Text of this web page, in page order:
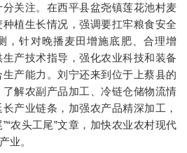
关注。在西平县盆尧镇莲花池村麦
植生长情况，强调要扛牢粮食安全
，针对晚播麦田增施底肥、合理增
产技术指导，强化农业科技和装备
产能力。刘宁还来到位于上蔡县的
解农副产品加工、冷链仓储物流情
产业链条，加强农产品精深加工，
农头工尾”文章，加快农业农村现代
业。